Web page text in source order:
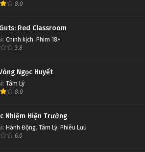
8.0
Red Classroom
: Chính kịch, Phim 18+
3.8
Ngọc Huyết
: Tâm Lý
8.0
Nhiệm Hiện Trường
: Hành Động, Tâm Lý, Phiêu Lưu
6.0